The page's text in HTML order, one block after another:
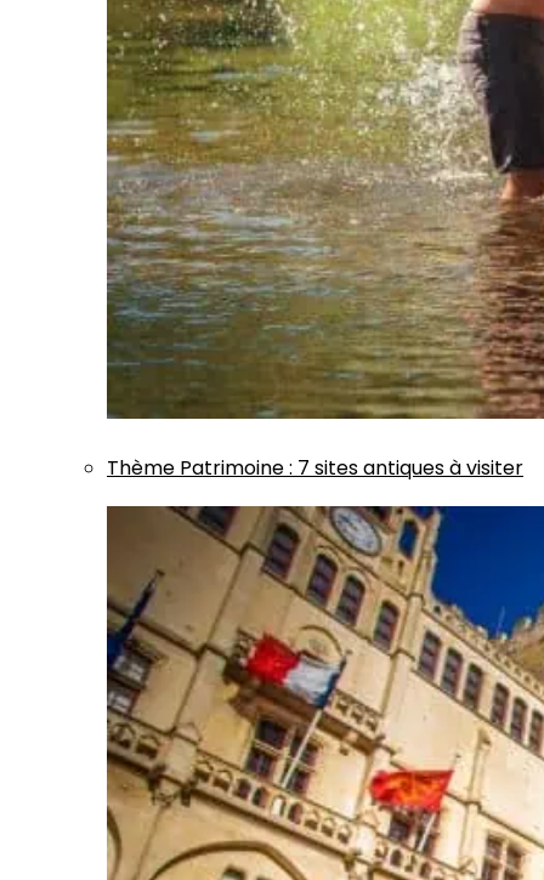
Thème Patrimoine: 7 sites antiques à visiter